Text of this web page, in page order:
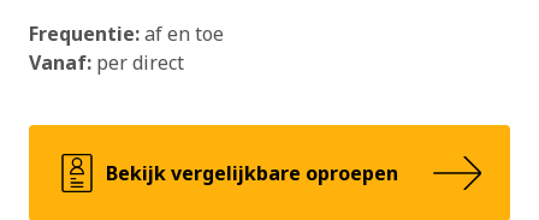
Frequentie:af en toe
Vanaf: per direct
Bekijk vergelijkbare oproepen